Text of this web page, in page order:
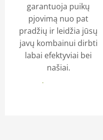
garantuoja puikų
pjovimą nuo pat
pradžių ir leidžia jūsų
javų kombainui dirbti
labai efektyviai bei
našiai.
Daugiau